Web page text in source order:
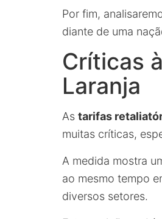
Por fim,
diante de uma
Críticas
Laranja
As tarifas
muitas críticas,
A medida mostra
ao mesmo tempo
diversos setores.